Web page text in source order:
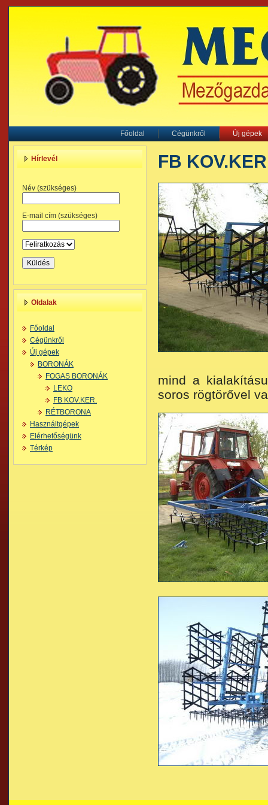
Főoldal Cégünkről Új gépek
Hírlevél
Név (szükséges)
E-mail cím (szükséges)
Oldalak
Főoldal
Cégünkről
Új gépek
BORONÁK
FOGAS BORONÁK
LEKO
FB KOV.KER.
RÉTBORONA
Használtgépek
Elérhetőségünk
Térkép
FB
mind a
soros rögtörővel